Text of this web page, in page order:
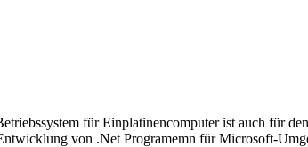
für Einplatinencomputer ist auch für
von .Net Programemn für Microsoft-